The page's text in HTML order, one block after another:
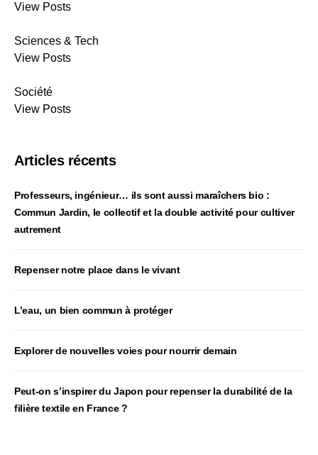
View Posts
Sciences & Tech
View Posts
Société
View Posts
Articles récents
Professeurs, ingénieur… ils sont aussi maraîchers bio :
Commun Jardin, le collectif et la double activité pour cultiver
autrement
Repenser notre place dans le vivant
L’eau, un bien commun à protéger
Explorer de nouvelles voies pour nourrir demain
Peut‑on s’inspirer du Japon pour repenser la durabilité de la
filière textile en France ?